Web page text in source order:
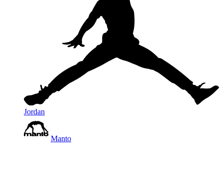
Jordan
Manto